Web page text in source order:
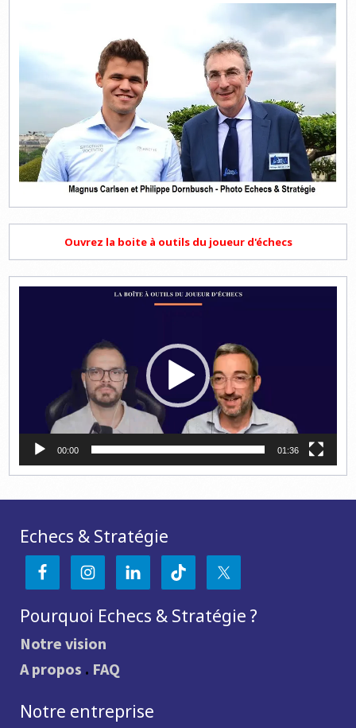
Ouvrez la boite à outils du joueur d'échecs
00:00 01:36
Echecs & Stratégie
Pourquoi Echecs & Stratégie ?
Notre vision
A propos . FAQ
Notre entreprise